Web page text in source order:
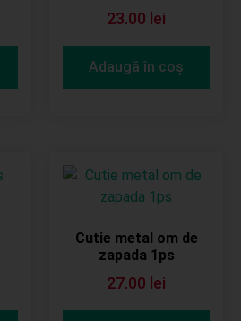
23.00 lei
Adaugă în coș
Cutie metal om de
zapada 1ps
27.00 lei